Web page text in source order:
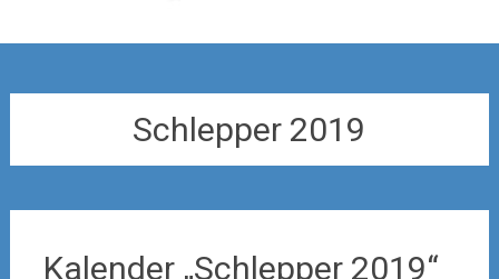
Schlepper 2019
Kalender „Schlepper 2019“